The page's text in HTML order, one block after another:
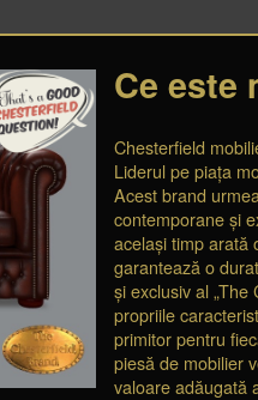
Ce este
Chesterfield
Liderul pe piața
Acest brand
contemporane și
același timp arată
garantează o
și exclusiv al
propriile
primitor pentru
piesă de mobilier
valoare adăugată